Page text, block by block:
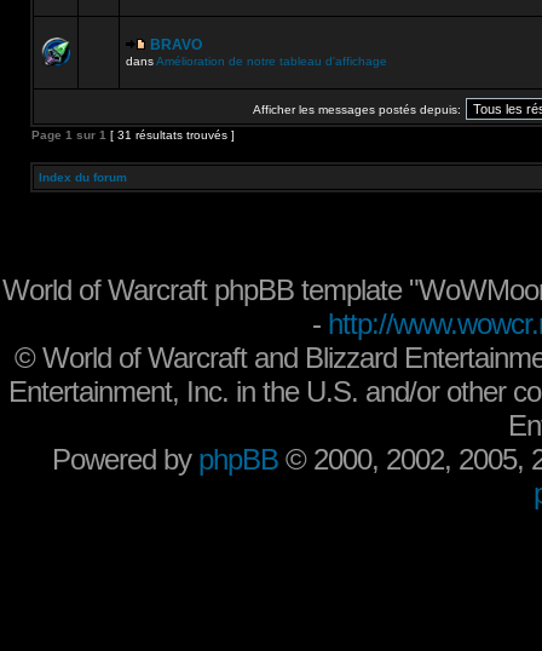
BRAVO
dansAmélioration de notre tableau d'affichage
Afficher les messages postés depuis:
Page 1 sur 1 [ 31 résultats trouvés ]
Index du forum
World of Warcraft phpBB template
- http://
©World of Warcraft and Blizzard
Entertainment, Inc. in the U.S. and/or other
Powered by phpBB © 2000, 2002, 2005,